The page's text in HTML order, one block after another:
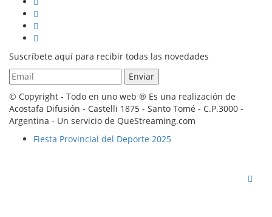
Suscríbete aquí para recibir todas las novedades
© Copyright - Todo en uno web ® Es una realización de
Acostafa Difusión - Castelli 1875 - Santo Tomé - C.P.3000 -
Argentina - Un servicio de QueStreaming.com
Fiesta Provincial del Deporte 2025